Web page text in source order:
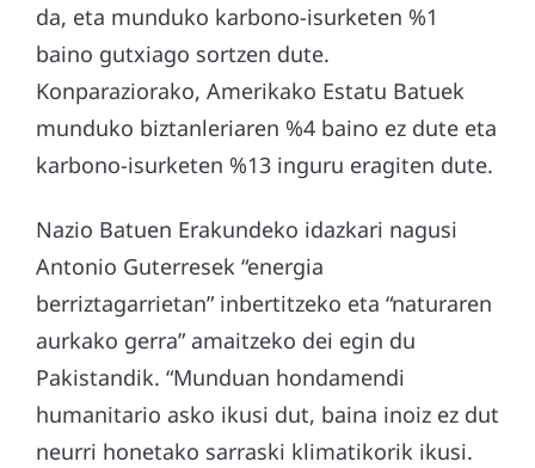
da, eta munduko karbono-isurketen %1
baino gutxiago sortzen dute.
Konparaziorako, Amerikako Estatu Batuek
munduko biztanleriaren %4 baino ez dute eta
karbono-isurketen %13 inguru eragiten dute.
Nazio Batuen Erakundeko idazkari nagusi
Antonio Guterresek “energia
berriztagarrietan” inbertitzeko eta “naturaren
aurkako gerra” amaitzeko dei egin du
Pakistandik. “Munduan hondamendi
humanitario asko ikusi dut, baina inoiz ez dut
neurri honetako sarraski klimatikorik ikusi.